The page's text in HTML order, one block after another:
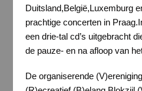
Duitsland,België,Luxemburg
prachtige concerten in
een drie-tal cd’s uitgebracht
de pauze- en na afloop van
De organiserende